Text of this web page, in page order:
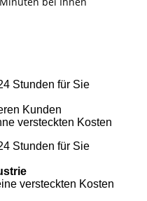
Stunden für Sie
Kunden
versteckten Kosten
Stunden für Sie
versteckten Kosten